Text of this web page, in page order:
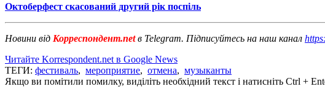
Октоберфест скасований другий рік поспіль
Новини від Корреспондент.netв Telegram. Підписуйтесь на наш канал
Читайте Korrespondent.net в Google News
ТЕГИ: фестиваль, мероприятие, отмена, музыканты
Якщо ви помітили помилку, виділіть необхідний текст і натисніть Ctrl +